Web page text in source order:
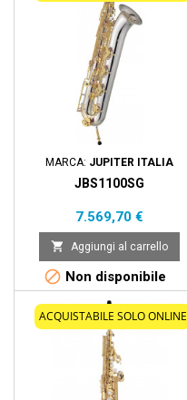
MARCA: JUPITER ITALIA
JBS1100SG
Prezzo
7.569,70 €
 Aggiungi al carrello
 Non disponibile
ACQUISTABILE SOLO ONLINE